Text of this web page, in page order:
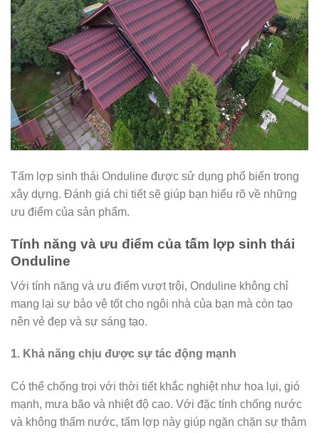
Tấm lợp sinh thái Onduline được sử dụng phổ biến trong
xây dựng. Đánh giá chi tiết sẽ giúp bạn hiểu rõ về những
ưu điểm của sản phẩm.
Tính năng và ưu điểm của tấm lợp sinh thái
Onduline
Với tính năng và ưu điểm vượt trội, Onduline không chỉ
mang lại sự bảo vệ tốt cho ngôi nhà của bạn mà còn tạo
nên vẻ đẹp và sự sáng tạo.
1. Khả năng chịu được sự tác động mạnh
Có thể chống trọi với thời tiết khắc nghiệt như hoa lụi, gió
mạnh, mưa bão và nhiệt độ cao. Với đặc tính chống nước
và không thấm nước, tấm lợp này giúp ngăn chặn sự thâm